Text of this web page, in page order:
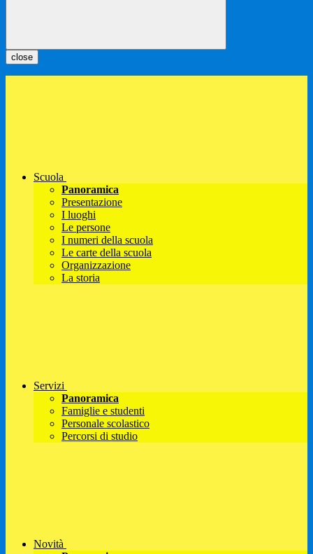
close
Scuola
Panoramica
Presentazione
I luoghi
Le persone
I numeri della scuola
Le carte della scuola
Organizzazione
La storia
Servizi
Panoramica
Famiglie e studenti
Personale scolastico
Percorsi di studio
Novità